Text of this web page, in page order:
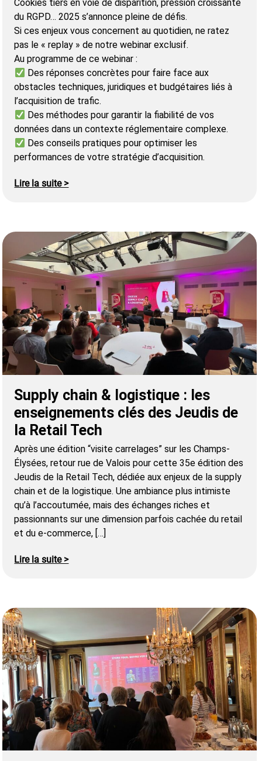
Cookies tiers en voie de disparition, pression croissante
du RGPD… 2025 s’annonce pleine de défis.
Si ces enjeux vous concernent au quotidien, ne ratez
pas le « replay » de notre webinar exclusif.
Au programme de ce webinar :
Des réponses concrètes pour faire face aux
obstacles techniques, juridiques et budgétaires liés à
l’acquisition de trafic.
Des méthodes pour garantir la fiabilité de vos
données dans un contexte réglementaire complexe.
Des conseils pratiques pour optimiser les
performances de votre stratégie d’acquisition.
Lire la suite >
Supply chain & logistique : les
enseignements clés des Jeudis de
la Retail Tech
Après une édition “visite carrelages” sur les Champs-
Élysées, retour rue de Valois pour cette 35e édition des
Jeudis de la Retail Tech, dédiée aux enjeux de la supply
chain et de la logistique. Une ambiance plus intimiste
qu’à l’accoutumée, mais des échanges riches et
passionnants sur une dimension parfois cachée du retail
et du e-commerce, […]
Lire la suite >